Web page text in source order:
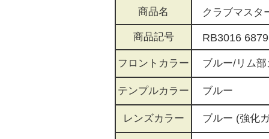
商品名 クラブマスタ
商品記号 RB3016
フロントカラー ブルー/リム部
テンプルカラー ブルー
レンズカラー ブルー (強化